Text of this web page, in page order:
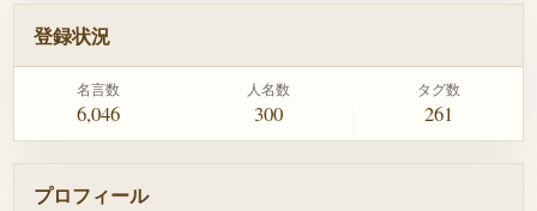
登録状況
名言数
6,046
人名数
300
タグ数
261
プロフィール